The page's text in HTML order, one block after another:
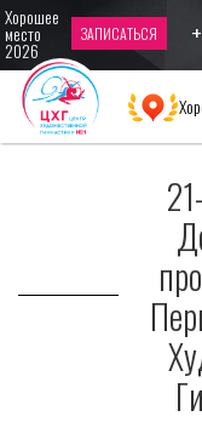
Хорошее
место
2026
ЗАПИСАТЬСЯ
Главная Новости
21-
Первенство Центра